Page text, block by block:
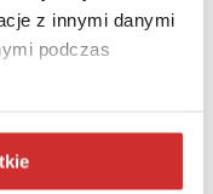
z innymi danymi
podczas